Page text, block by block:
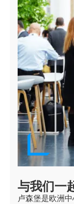
与我们一
卢森堡是欧洲